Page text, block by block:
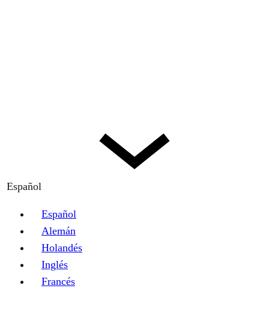
Español
Español
Alemán
Holandés
Inglés
Francés